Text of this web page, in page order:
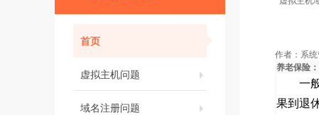
首页
虚拟主机问题
域名注册问题
作者： 系
养老保险：
一
果到退